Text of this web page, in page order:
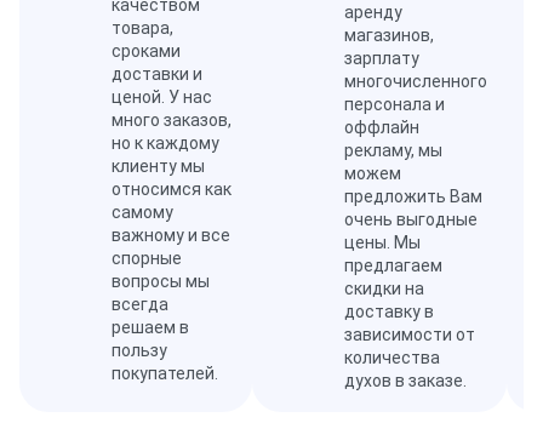
качеством
товара,
сроками
доставки и
ценой. У нас
много заказов,
но к каждому
клиенту мы
относимся как
самому
важному и все
спорные
вопросы мы
всегда
решаем в
пользу
покупателей.
аренду
магазинов,
зарплату
многочисленного
персонала и
оффлайн
рекламу, мы
можем
предложить Вам
очень выгодные
цены. Мы
предлагаем
скидки на
доставку в
зависимости от
количества
духов в заказе.